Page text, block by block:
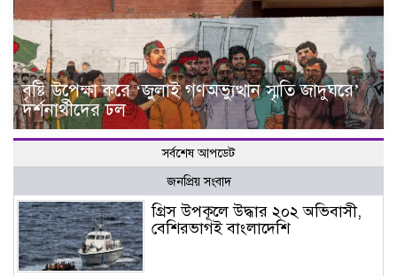
বৃষ্টি উপেক্ষা করে ‘জুলাই গণঅভ্যুত্থান স্মৃতি জাদুঘরে’
দর্শনার্থীদের ঢল
সর্বশেষ আপডেট
জনপ্রিয় সংবাদ
গ্রিস উপকূলে উদ্ধার ২০২ অভিবাসী,
বেশিরভাগই বাংলাদেশি